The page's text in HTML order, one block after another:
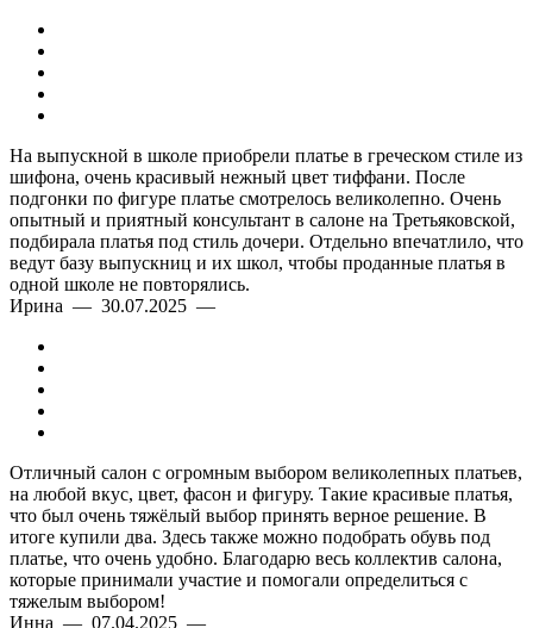
На выпускной в школе приобрели платье в греческом стиле из
шифона, очень красивый нежный цвет тиффани. После
подгонки по фигуре платье смотрелось великолепно. Очень
опытный и приятный консультант в салоне на Третьяковской,
подбирала платья под стиль дочери. Отдельно впечатлило, что
ведут базу выпускниц и их школ, чтобы проданные платья в
одной школе не повторялись.
Ирина — 30.07.2025 —
Отличный салон с огромным выбором великолепных платьев,
на любой вкус, цвет, фасон и фигуру. Такие красивые платья,
что был очень тяжёлый выбор принять верное решение. В
итоге купили два. Здесь также можно подобрать обувь под
платье, что очень удобно. Благодарю весь коллектив салона,
которые принимали участие и помогали определиться с
тяжелым выбором!
Инна — 07.04.2025 —